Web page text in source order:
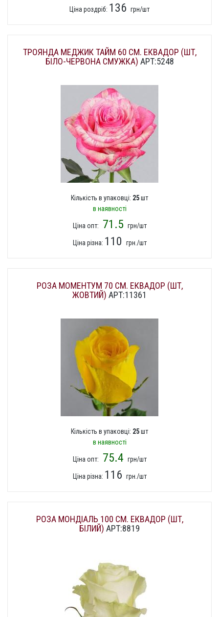
Ціна роздріб: 136 грн/шт
ТРОЯНДА МЕДЖИК ТАЙМ 60 СМ. ЕКВАДОР (ШТ,
БІЛО-ЧЕРВОНА СМУЖКА) АРТ:5248
Кількість в упаковці: 25шт
в наявності
Ціна опт: 71.5 грн/шт
Ціна різна: 110 грн./шт
РОЗА МОМЕНТУМ 70 СМ. ЕКВАДОР (ШТ,
ЖОВТИЙ) АРТ:11361
Кількість в упаковці: 25шт
в наявності
Ціна опт: 75.4 грн/шт
Ціна різна: 116 грн./шт
РОЗА МОНДІАЛЬ 100 СМ. ЕКВАДОР (ШТ,
БІЛИЙ) АРТ:8819